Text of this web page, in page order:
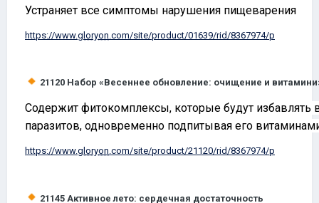
Устраняет все симптомы нарушения пищеварения
https://www.gloryon .com/site/product/01639/rid/8367974/p
21120 Набор «Весеннее обновление: очищение и
Содержит фитокомплексы, которые будут
паразитов, одновременно подпитывая его
https://www.gloryon.com/site/product/21120/rid/8367974/p
21145Активное лето: сердечная достаточность